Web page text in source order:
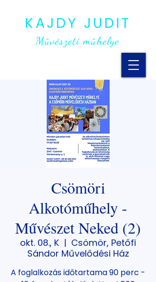
KAJDY JUDIT
Művészeti műhelye
Csömöri
Alkotóműhely -
Művészet Neked (2)
okt. 08., K
  |
Csömör, Petőfi
Sándor Művelődési Ház
A foglalkozás időtartama 90 perc -